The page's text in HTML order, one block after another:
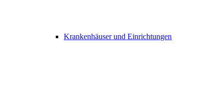
Krankenhäuser und Einrichtungen